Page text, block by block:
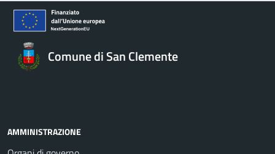
Comune di San Clemente
AMMINISTRAZIONE